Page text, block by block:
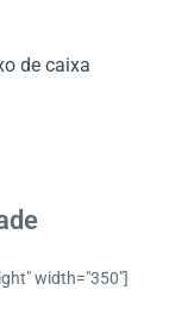
de caixa
width="350"]